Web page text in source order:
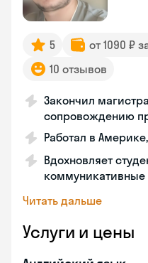
5 от 1090 ₽
10 отзывов
Закончил
сопровождению
Работал в
Вдохновляет
Читать дальше
Услуги и цены